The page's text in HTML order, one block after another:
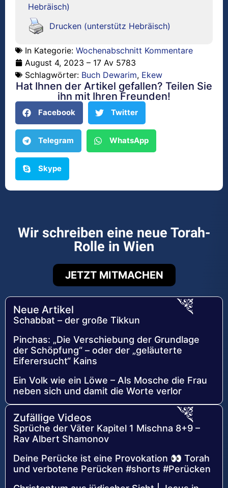
Hebräisch)
Drucken (unterstütz Hebräisch)
In Kategorie: Wochenabschnitt Kommentare
August 4, 2023 – 17 Av 5783
Schlagwörter: Buch Dewarim, Ekew
Hat Ihnen der Artikel gefallen? Teilen Sie
ihn mit Ihren Freunden!
Facebook Twitter
Telegram WhatsApp
Skype
Wir schreiben eine neue Torah-
Rolle in Wien
JETZT MITMACHEN
Neue Artikel
Schabbat – der große Tikkun
Pinchas: „Die Verschiebung der Grundlage
der Schöpfung“ – oder der „geläuterte
Eiferersucht“ Kains
Ein Volk wie ein Löwe – Als Mosche die Frau
neben sich und damit die Worte verlor
Zufällige Videos
Sprüche der Väter Kapitel 1 Mischna 8+9 –
Rav Albert Shamonov
Deine Perücke ist eine Provokation 👀 Torah
und verbotene Perücken #shorts #Perücken